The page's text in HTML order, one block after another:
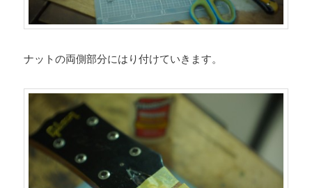
ナットの両側部分にはり付けていきます。